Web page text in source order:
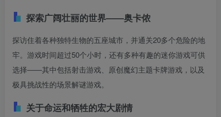
探索广阔壮丽的世界——奥卡侬
探访住着各种独特生物的五座城市，并通关20多个危险的地
牢。游戏时间超过50个小时，还有多种有趣的迷你游戏可供
选择——其中包括射击游戏、原创魔幻主题卡牌游戏，以及
极具挑战性的场景解谜游戏。
关于命运和牺牲的宏大剧情